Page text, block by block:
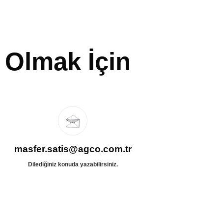
İçin
masfer.satis@agco.com.tr
Dilediğiniz konuda yazabilirsiniz.